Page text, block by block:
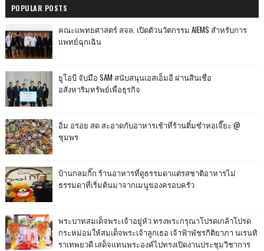
POPULAR POSTS
คณะแพทยศาสตร์ สจล. เปิดตัวนวัตกรรม AIEMS สำหรับการ
แพทย์ฉุกเฉิน
ยูโอบี จับมือ SAM สนับสนุนเอสเอ็มอี ผ่านสินเชื่อ
อสังหาริมทรัพย์เพื่อธุรกิจ
อิ่ม อร่อย สด สะอาดกับอาหารเช้าที่ร้านติ๋มซำหอเจี๊ยะ @
ชุมพร
บ้านกลมกิ๊ก ร้านอาหารที่ดูธรรมดาแต่รสชาติอาหารไม่
ธรรมดาที่เริ่มต้นมาจากเมนูของครอบครัว
พระบาทสมเด็จพระเจ้าอยู่หัว ทรงพระกรุณาโปรดเกล้าโปรด
กระหม่อมให้สมเด็จพระเจ้าลูกเธอ เจ้าฟ้าพัชรกิติยาภา นเรนทิ
ราเทพยวดี เสด็จแทนพระองค์ไปทรงเปิดงานประชุมวิชาการ